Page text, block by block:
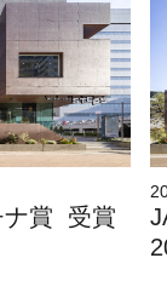
ナ賞 受賞